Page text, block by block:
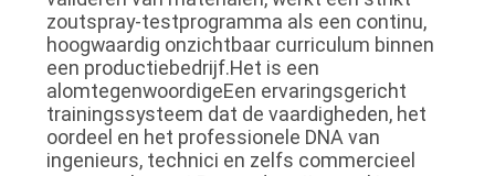
zoutspray-testprogramma als een continu,
hoogwaardig onzichtbaar curriculum binnen
een productiebedrijf.Het is een
alomtegenwoordigeEen ervaringsgericht
trainingssysteem dat de vaardigheden, het
oordeel en het professionele DNA van
ingenieurs, technici en zelfs commercieel